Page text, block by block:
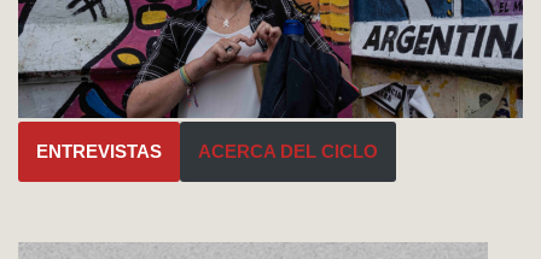
ENTREVISTAS ACERCA DEL CICLO